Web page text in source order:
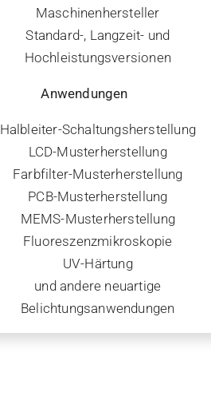
Maschinenhersteller
Standard-, Langzeit- und
Hochleistungsversionen
Anwendungen
Halbleiter-Schaltungsherstellung
LCD-Musterherstellung
Farbfilter-Musterherstellung
PCB-Musterherstellung
MEMS-Musterherstellung
Fluoreszenzmikroskopie
UV-Härtung
und andere neuartige
Belichtungsanwendungen